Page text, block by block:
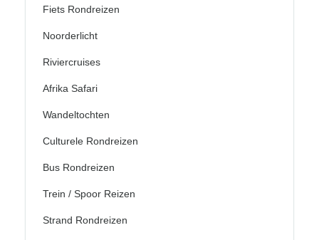
Fiets Rondreizen
Noorderlicht
Riviercruises
Afrika Safari
Wandeltochten
Culturele Rondreizen
Bus Rondreizen
Trein / Spoor Reizen
Strand Rondreizen